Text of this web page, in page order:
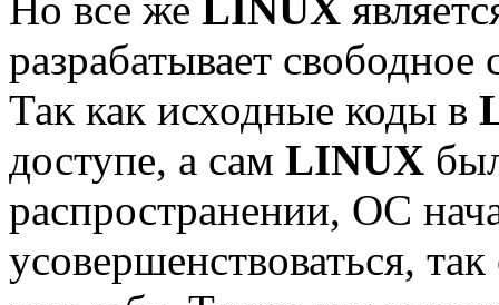
разрабатывает свободное
Так как исходные коды в
доступе, а сам LINUX
распространении, ОС
усовершенствоваться,